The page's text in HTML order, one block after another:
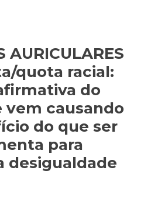
AURICULARES
quota racial:
do
vem causando
do que ser
para
desigualdade